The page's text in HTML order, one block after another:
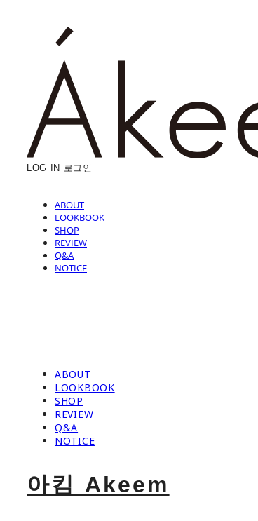
LOG IN 로그인
ABOUT
LOOKBOOK
SHOP
REVIEW
Q&A
NOTICE
ABOUT
LOOKBOOK
SHOP
REVIEW
Q&A
NOTICE
아킴 Akeem